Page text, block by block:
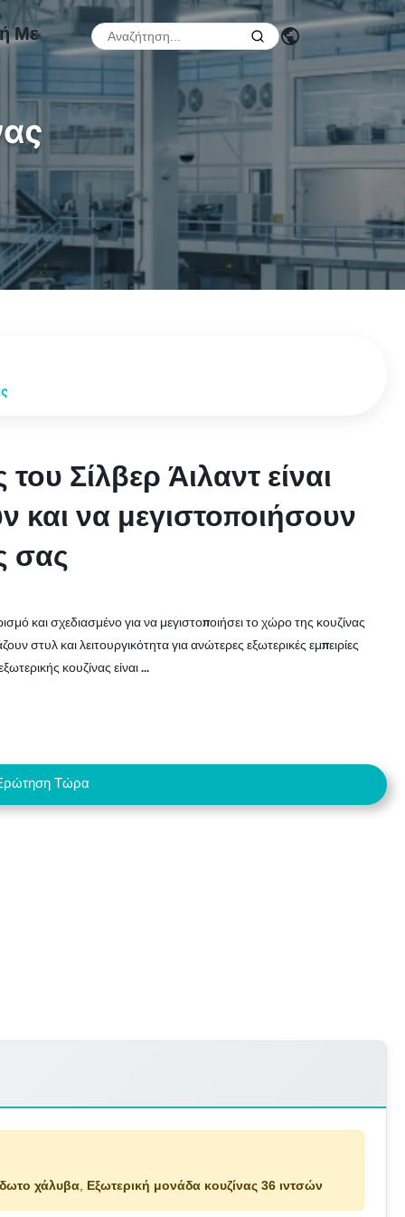
Με
Σίλβερ Άιλαντ είναι
και να μεγιστοποιήσουν
σας
Σίλβερ Άιλαντ είναι
και να μεγιστοποιήσουν
σας
και σχεδιασμένο για να μεγιστοποιήσει το χώρο της κουζίνας
στυλ και λειτουργικότητα για ανώτερες εξωτερικές εμπειρίες
κουζίνας είναι ...
Τώρα
χάλυβα Εξωτερική μονάδα κουζίνας 36 ιντσών